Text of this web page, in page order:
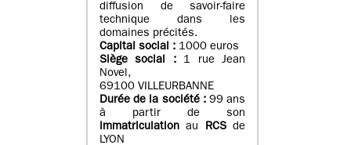
diffusion de savoir-faire
technique dans les
domaines précités.
Capital social : 1000 euros
Siège social :1 rue Jean
Novel,
69100 VILLEURBANNE
Durée de la société :99 ans
à partir de son
immatriculation au RCSde
LYON